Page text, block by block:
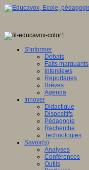
S'informer
Débats
Faits marquants
Interviews
Reportages
Brèves
Agenda
Innover
Didactique
Dispositifs
Pédagogie
Recherche
Technologies
Savoir(s)
Analyses
Conférences
Outils